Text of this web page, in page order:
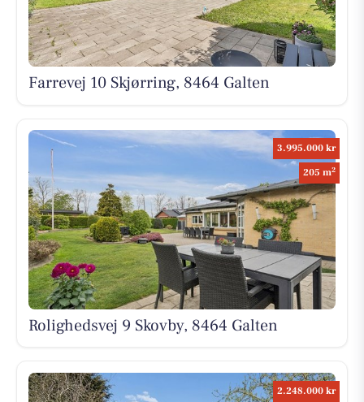
Farrevej 10 Skjørring, 8464 Galten
3.995.000 kr
205 m2
Rolighedsvej 9 Skovby, 8464 Galten
2.248.000 kr